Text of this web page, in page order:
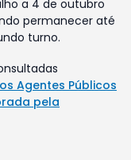
a 4 de outubro
permanecer até
turno.
Agentes Públicos
pela